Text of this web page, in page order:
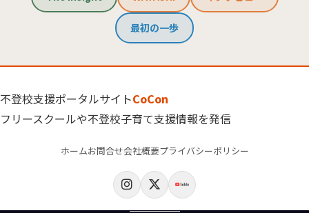
最初の一歩
不登校支援ポータルサイトCoCon
フリースクールや不登校子育て支援情報を発信
ホームお問合せ会社概要プライバシーポリシー